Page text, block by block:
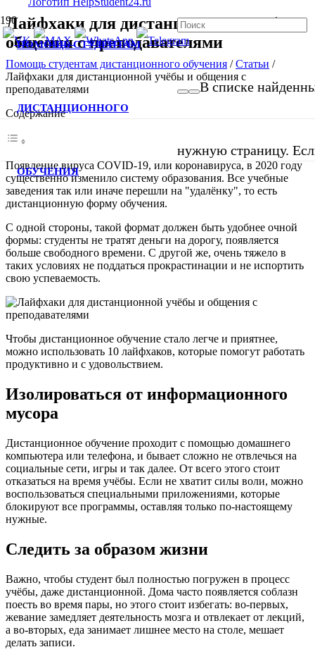
ПОМОЩЬ СТУДЕНТАМ
ДИСТАНЦИОННОГО
ОБУЧЕНИЯ
В списке
нужную страницу.
Лайфхаки для дистанционной учёбы и
общения с преподавателями
Помощь студентам дистанционного обучения /Статьи /
Лайфхаки для дистанционной учёбы и общения с
преподавателями
Содержание
Появление вируса COVID-19, или коронавируса, в 2020 году
существенно изменило систему образования. Все учебные
заведения так или иначе перешли на "удалёнку", то есть
дистанционную форму обучения.
С одной стороны, такой формат должен быть удобнее очной
формы: студенты не тратят деньги на дорогу, появляется
больше свободного времени. С другой же, очень тяжело в
таких условиях не поддаться прокрастинации и не испортить
свою успеваемость.
Чтобы дистанционное обучение стало легче и приятнее,
можно использовать 10 лайфхаков, которые помогут работать
продуктивно и с удовольствием.
Изолироваться от информационного
мусора
Дистанционное обучение проходит с помощью домашнего
компьютера или телефона, и бывает сложно не отвлечься на
социальные сети, игры и так далее. От всего этого стоит
отказаться на время учёбы. Если не хватит силы воли, можно
воспользоваться специальными приложениями, которые
блокируют все программы, оставляя только по-настоящему
нужные.
Следить за образом жизни
Важно, чтобы студент был полностью погружен в процесс
учёбы, даже дистанционной. Дома часто появляется соблазн
поесть во время пары, но этого стоит избегать: во-первых,
жевание замедляет деятельность мозга и отвлекает от лекций,
а во-вторых, еда занимает лишнее место на столе, мешает
делать записи.